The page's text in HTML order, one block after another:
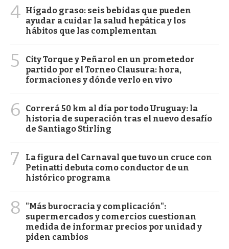
4 Hígado graso: seis bebidas que pueden
ayudar a cuidar la salud hepática y los
hábitos que las complementan
5
City Torque y Peñarol en un prometedor
partido por el Torneo Clausura: hora,
formaciones y dónde verlo en vivo
6
Correrá 50 km al día por todo Uruguay: la
historia de superación tras el nuevo desafío
de Santiago Stirling
7
La figura del Carnaval que tuvo un cruce con
Petinatti debuta como conductor de un
histórico programa
8
"Más burocracia y complicación":
supermercados y comercios cuestionan
medida de informar precios por unidad y
piden cambios